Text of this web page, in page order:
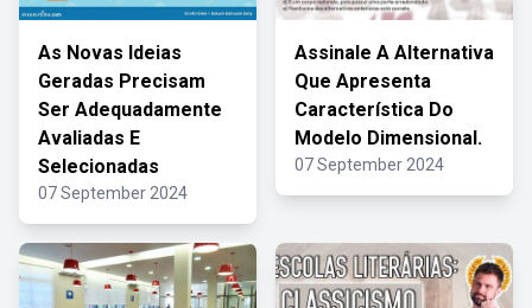
As Novas Ideias
Geradas Precisam
Ser Adequadamente
Avaliadas E
Selecionadas
07 September 2024
Assinale A Alternativa
Que Apresenta
Característica Do
Modelo Dimensional.
07 September 2024